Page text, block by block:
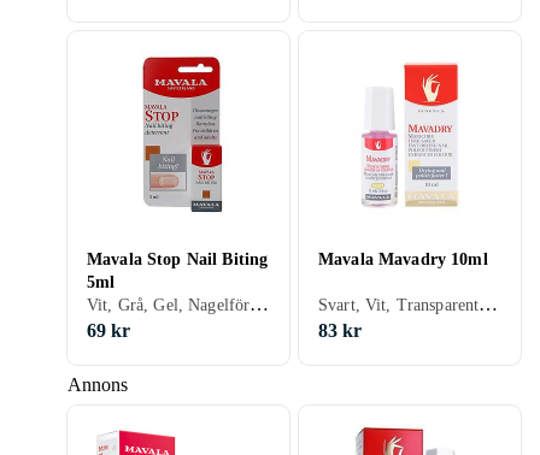
Annons
Mavala Stop Nail Biting
5ml
Vit, Grå, Gel, Nagelförstärkare, Anti-bite
69 kr
Mavala Mavadry 10ml
Svart, Vit, Transparent, Nagellack, Torra droppar/spray, Snabbtorkning
83 kr